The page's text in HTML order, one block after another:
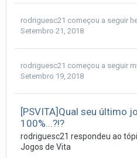
rodriguesc21 começou a seguir
Setembro 21, 2018
rodriguesc21 começou a seguir
Setembro 19, 2018
[PSVITA]Qual seu último
100%...?!?
rodriguesc21 respondeu ao
Jogos de Vita